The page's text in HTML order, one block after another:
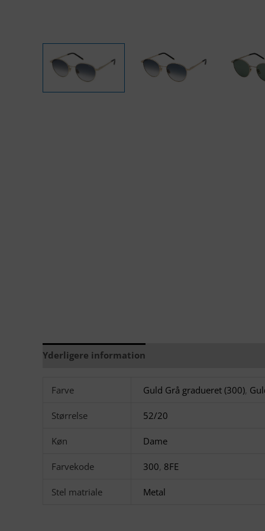
Yderligere information
Farve Guld Grå gradueret (300),
Størrelse 52/20
Køn Dame
Farvekode 300, 8FE
Stel matriale Metal